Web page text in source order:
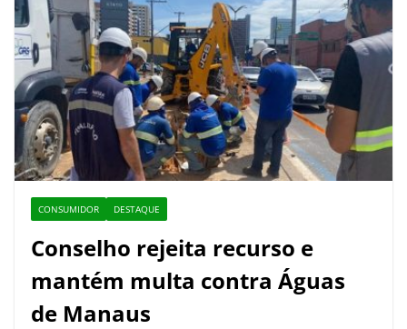
CONSUMIDOR DESTAQUE
Conselho rejeita recurso e
mantém multa contra Águas
de Manaus